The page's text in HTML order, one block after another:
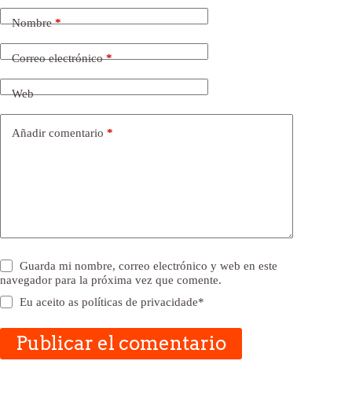
Nombre*
Correo electrónico*
Web
Añadir comentario *
Guarda mi nombre, correo electrónico y web en este
navegador para la próxima vez que comente.
Eu aceito aspolíticas de privacidade*
Publicar el comentario